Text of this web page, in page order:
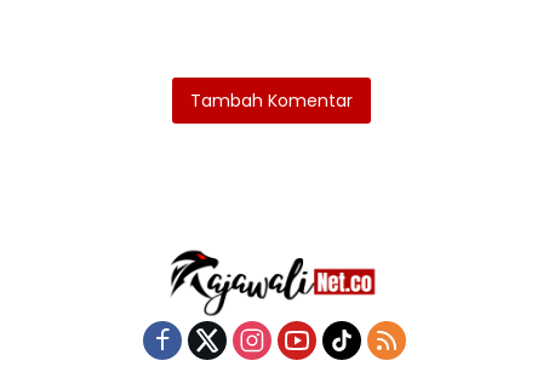
Tambah Komentar